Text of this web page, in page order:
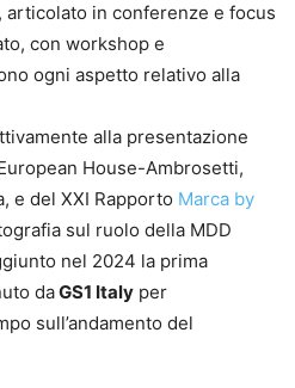
articolato in conferenze e focus
con workshop e
ogni aspetto relativo alla
alla presentazione
House-Ambrosetti,
e del XXI Rapporto Marca by
sul ruolo della MDD
nel 2024 la prima
daGS1 Italy per
sull’andamento del